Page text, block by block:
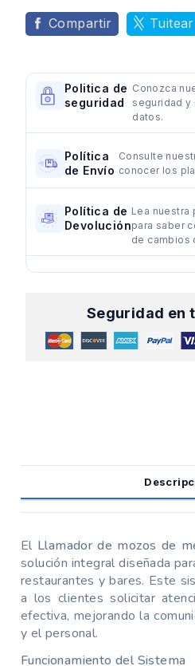
Compartir Tuitear
Politica de
seguridad
Conozca
seguridad y
datos.
Política
de Envío
Consulte
conocer los
Política de
Devolución
Lea nuestra
para saber
de cambios
Seguridad en
El Llamador de mozos de
solución integral diseñada
restaurantes y bares. Este
a los clientes solicitar
efectiva, mejorando la
y el personal.
Funcionamiento del Sistema